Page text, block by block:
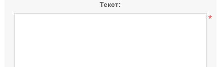
Текст:
*